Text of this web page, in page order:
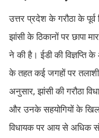
उत्तर प्रदेश के गरौठा के
झांसी के ठिकानों पर छापा
ने की है। ईडी की विज्ञप्ति
के तहत कई जगहों पर तलाशी
अनुसार, झांसी की गरौठा
और उनके सहयोगियों के
विधायक पर आय से अधिक